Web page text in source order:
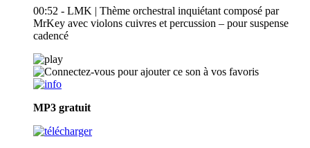
00:52 - LMK | Thème orchestral inquiétant composé par
MrKey avec violons cuivres et percussion – pour suspense
cadencé
MP3 gratuit